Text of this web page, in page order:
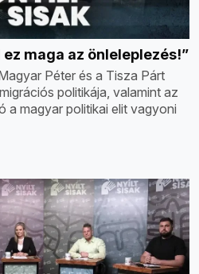
maga az önleleplezés!”
Péter és a Tisza Párt
politikája, valamint az
a magyar politikai elit vagyoni